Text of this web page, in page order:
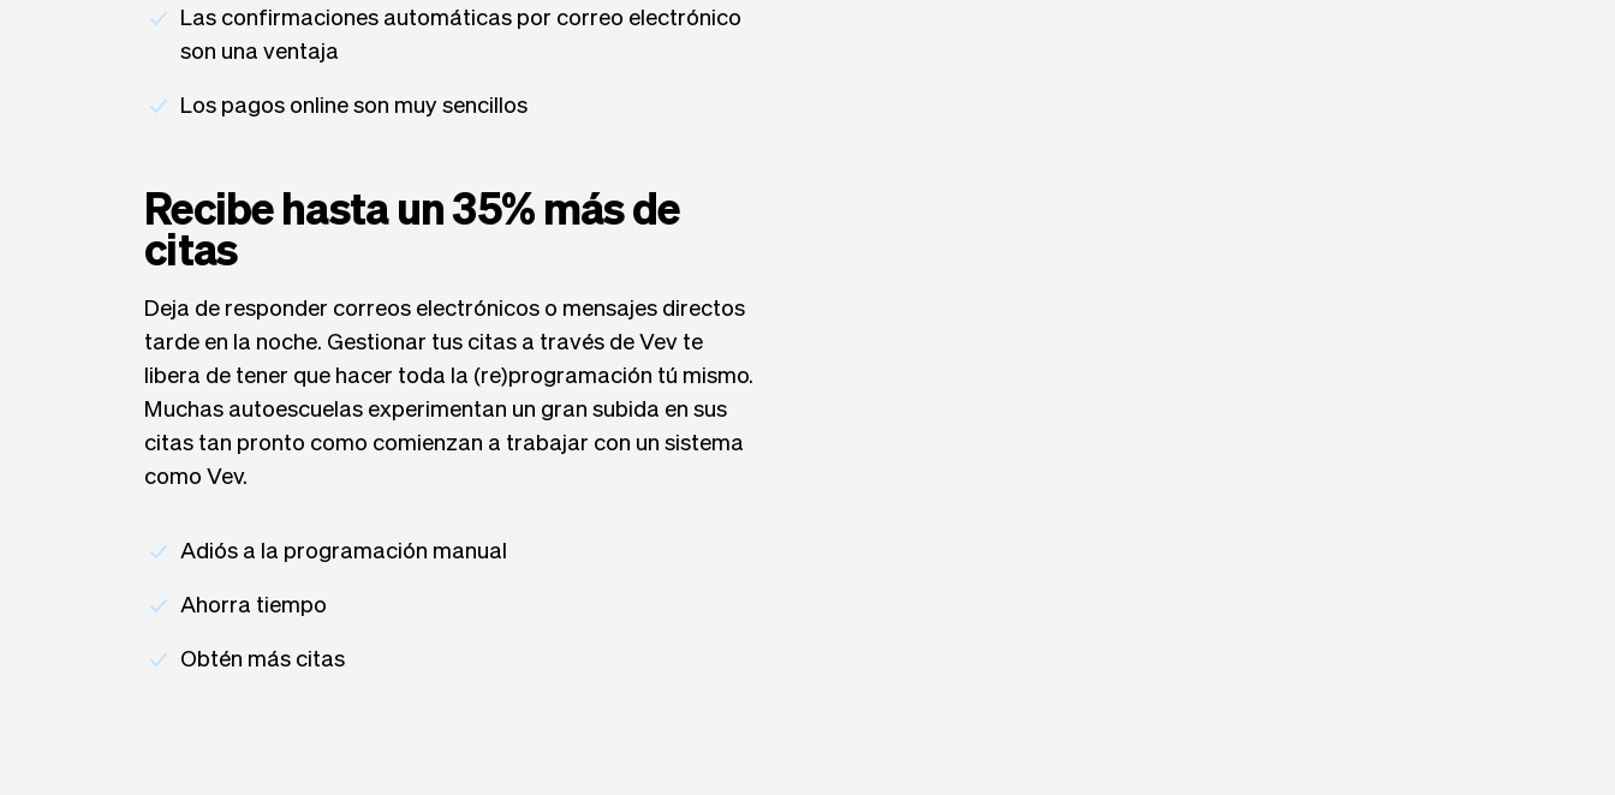
Las confirmaciones automáticas por correo electrónico
son una ventaja
Los pagos online son muy sencillos
Recibe hasta un 35% más de
citas
Deja de responder correos electrónicos o mensajes directos
tarde en la noche. Gestionar tus citas a través de Vev te
libera de tener que hacer toda la (re)programación tú mismo.
Muchas autoescuelas experimentan un gran subida en sus
citas tan pronto como comienzan a trabajar con un sistema
como Vev.
Adiós a la programación manual
Ahorra tiempo
Obtén más citas